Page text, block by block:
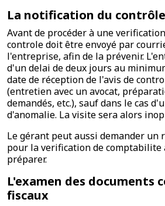
La notification du contrôle
Avant de procéder à une
controle doit être envoyé par
l'entreprise, afin de la prévenir.
d'un delai de deux jours au
date de réception de l'avis de
(entretien avec un avocat,
demandés, etc.), sauf dans le cas
d'anomalie. La visite sera alors
Le gérant peut aussi demander un
pour la verification de comptabilite
préparer.
L'examen des documents
fiscaux